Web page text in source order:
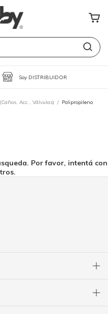
Soy DISTRIBUIDOR
Acc., Válvulas) / Polipropileno
Por favor, intentá con